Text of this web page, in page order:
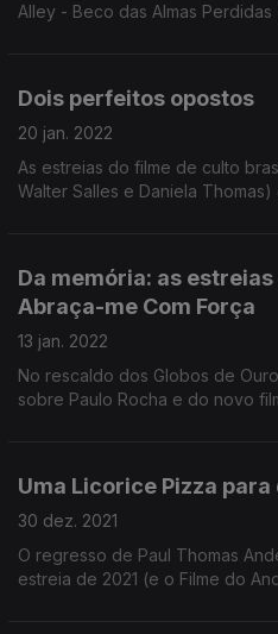
Alley - Beco das Almas
Dois perfeitos opostos
20 jan. 2022
As estreias do filme de culto
Walter Salles e Daniela
Da memória: as
Abraça-me Com Força
13 jan. 2022
No rescaldo dos Globos de
sobre Paulo Rocha e do novo
Uma Licorice Pizza
30 dez. 2021
O regresso de Paul Thomas
estreia de 2021 (e o Filme do